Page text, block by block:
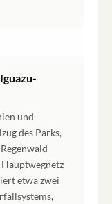
und
des Parks,
etwa zwei